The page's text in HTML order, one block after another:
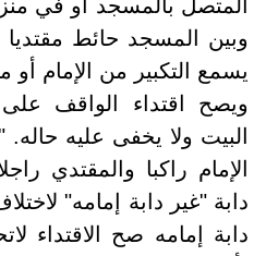
المتصل بالمسجد أو في
وبين المسجد حائط
يسمع التكبير من الإمام
ويصح اقتداء الواقف
البيت ولا يخفى عليه
الإمام راكبا والمقتدي
دابة "غير دابة إمامه"
دابة إمامه صح الاقتداء